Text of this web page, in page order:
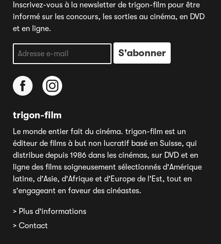
Inscrivez-vous à la newsletter de trigon-film pour être
informé sur les concours, les sorties au cinéma, en DVD
et en ligne.
trigon-film
Le monde entier fait du cinéma. trigon-film est un
éditeur de films à but non lucratif basé en Suisse, qui
distribue depuis 1986 dans les cinémas, sur DVD et en
ligne des films soigneusement sélectionnés d'Amérique
latine, d'Asie, d'Afrique et d'Europe de l'Est, tout en
s'engageant en faveur des cinéastes.
> Plus d'informations
> Contact